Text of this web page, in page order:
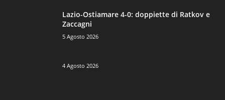
Lazio-Ostiamare 4-0: doppiette di Ratkov e
Zaccagni
5 Agosto 2026
4 Agosto 2026